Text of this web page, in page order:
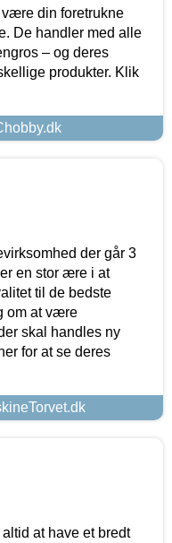
din foretrukne
De handler med alle
– og deres
produkter. Klik
der går 3
en stor ære i at
til de bedste
om at være
skal handles ny
for at se deres
at have et bredt